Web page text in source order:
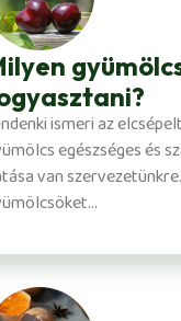
ismeri az
egészséges és
van